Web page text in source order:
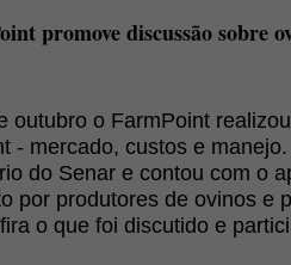
promove discussão sobre
outubro o FarmPoint
- mercado, custos e
do Senar e contou com o
por produtores de ovinos e
o que foi discutido e